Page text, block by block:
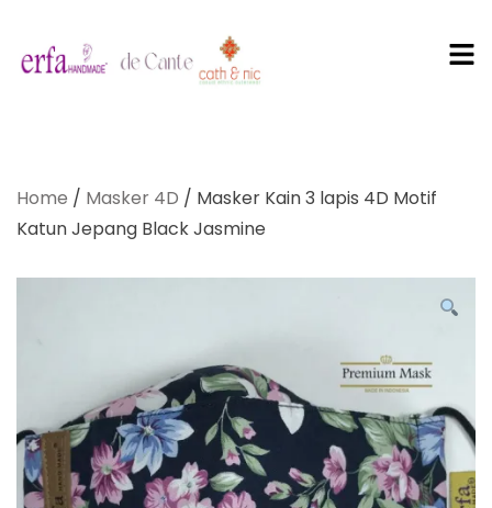
Mandiri
Home / Masker 4D / Masker Kain 3 lapis 4D Motif
Katun Jepang Black Jasmine